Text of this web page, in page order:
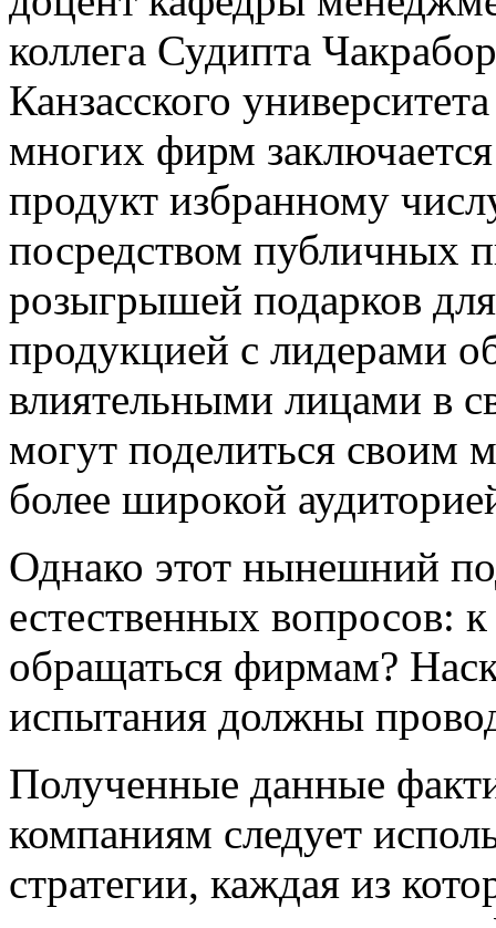
коллега Судипта
Канзасского
многих фирм
продукт избранному
посредством публичных
розыгрышей подарков
продукцией с лидерами
влиятельными лицами в
могут поделиться своим
более широкой
Однако этот нынешний
естественных вопросов:
обращаться фирмам?
испытания должны
Полученные данные
компаниям следует
стратегии, каждая из